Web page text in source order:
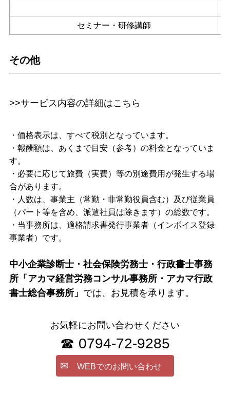
セミナー・研修講師
その他
>>サービス内容の詳細はこちら
・価格表示は、すべて税別となっています。
・報酬額は、あくまで目安（参考）の料金となっていま
す。
・必要に応じて旅費（実費）等の別途費用が発生する場
合があります。
・人数は、事業主（常勤・非常勤役員含む）及び従業員
（パート等を含め、派遣社員は除きます）の総数です。
・当事務所は、適格請求書発行事業者（インボイス登録
事業者）です。
中小企業診断士・社会保険労務士・行政書士事務
所「アカマ経営労務コンサル事務所・アカマ行政
書士総合事務所」 では、 お見積を承ります。
お気軽にお問い合わせください
☎ 0794-72-9285
✉ WEBでのお問い合わせ